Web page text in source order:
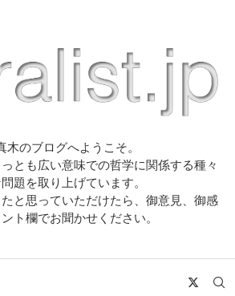
木のブログへようこそ。
とも広い意味での哲学に関係する種々
題を取り上げています。
と思っていただけたら、御意見、御感
ト欄でお聞かせください。